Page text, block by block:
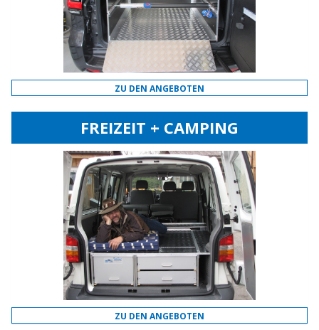
ZU DEN ANGEBOTEN
FREIZEIT + CAMPING
ZU DEN ANGEBOTEN